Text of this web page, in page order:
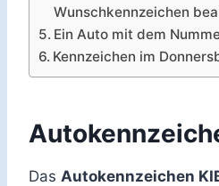
Wunschkennzeichen
Ein Auto mit dem
Kennzeichen im
Das Autokennzeichen